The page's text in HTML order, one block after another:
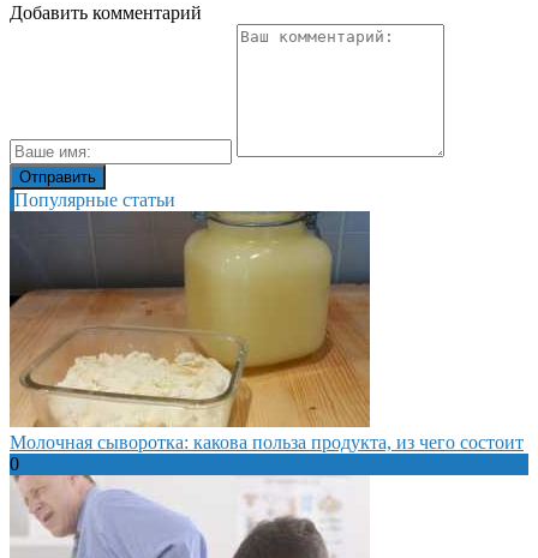
Добавить комментарий
Популярные статьи
Молочная сыворотка: какова польза продукта, из чего состоит
0